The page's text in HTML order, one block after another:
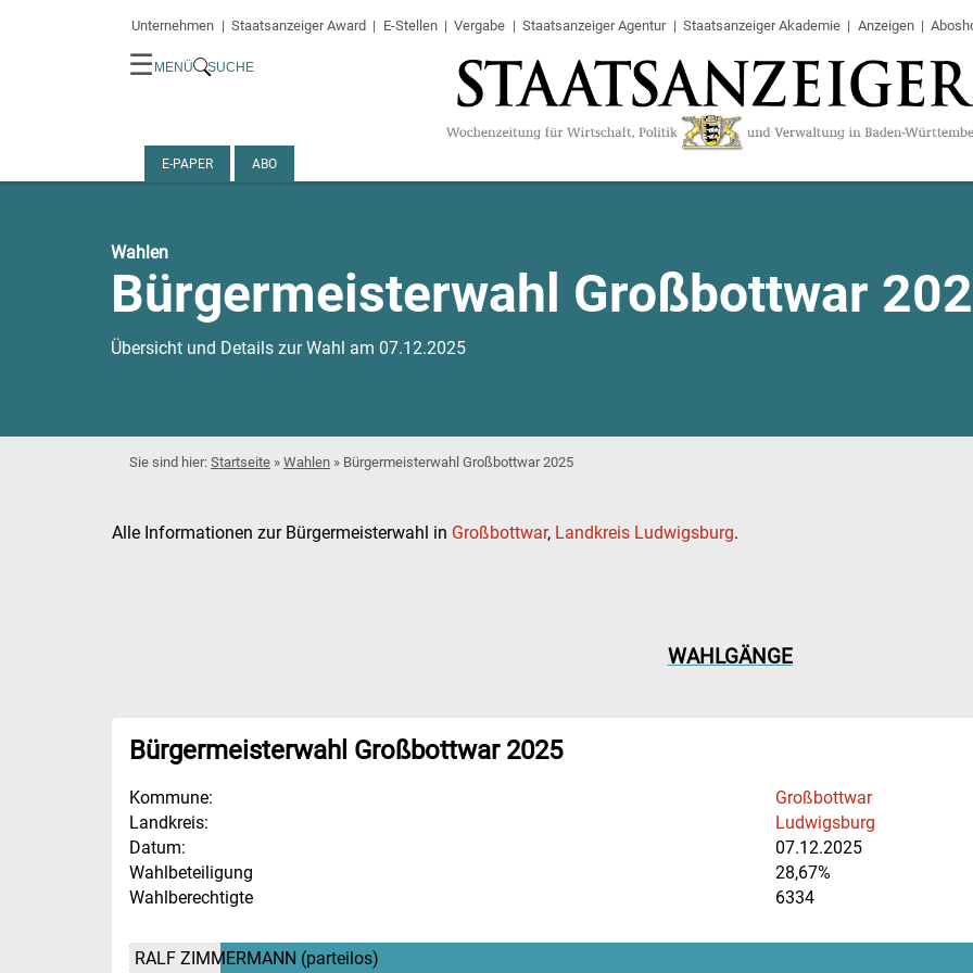
Unternehmen Staatsanzeiger Award E-Stellen Vergabe Staatsanzeiger Agentur Staatsanzeiger Akademie Anzeigen
☰ MENÜ SUCHE
E-PAPER ABO
Wahlen
Bürgermeisterwahl Großbottwar
Übersicht und Details zur Wahl am 07.12.2025
Startseite » Wahlen » Bürgermeisterwahl Großbottwar 2025
Alle Informationen zur Bürgermeisterwahl in Großbottwar, Landkreis Ludwigsburg.
WAHLGÄNGE
Bürgermeisterwahl Großbottwar 2025
Kommune:
Großbottwar
Landkreis:
Ludwigsburg
Datum:
07.12.2025
Wahlbeteiligung
28,67%
Wahlberechtigte
6334
RALF ZIMMERMANN (parteilos)